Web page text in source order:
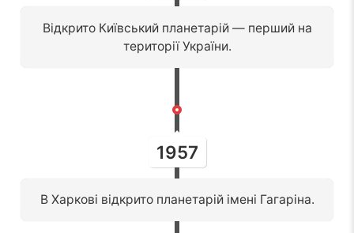
Відкрито Київський планетарій — перший на
території України.
1957
В Харкові відкрито планетарій імені Гагаріна.